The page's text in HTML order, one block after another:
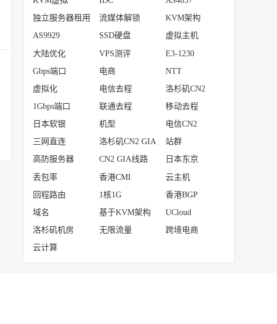
独立服务器租用 流媒体解锁 KVM架构
AS9929 SSD硬盘 虚拟主机
大陆优化 VPS测评 E3-1230
Gbps端口 电商 NTT
虚拟化 电信去程 洛杉矶CN2
1Gbps端口 联通去程 移动去程
日本软银 机型 电信CN2
三网直连 洛杉矶CN2 GIA 站群
高防服务器 CN2 GIA线路 日本东京
丢包率 香港CMI 云主机
回程路由 1核1G 香港BGP
域名 基于KVM架构 UCloud
洛杉矶机房 无限流量 跨境电商
云计算